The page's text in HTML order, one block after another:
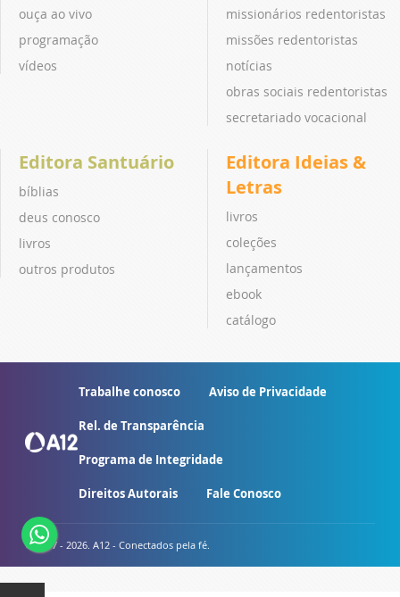
ouça ao vivo
programação
vídeos
missionários redentoristas
missões redentoristas
notícias
obras sociais redentoristas
secretariado vocacional
Editora Santuário
bíblias
deus conosco
livros
outros produtos
Editora Ideias &
Letras
livros
coleções
lançamentos
ebook
catálogo
Trabalhe conosco Aviso de Privacidade
Rel. de Transparência
Programa de Integridade
Direitos Autorais Fale Conosco
© 2007 - 2026. A12 - Conectados pela fé.